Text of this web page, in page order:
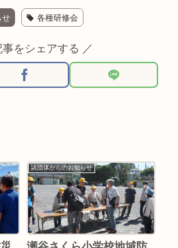
せ 各種研修会
事をシェアする ／
諸団体からのお知らせ